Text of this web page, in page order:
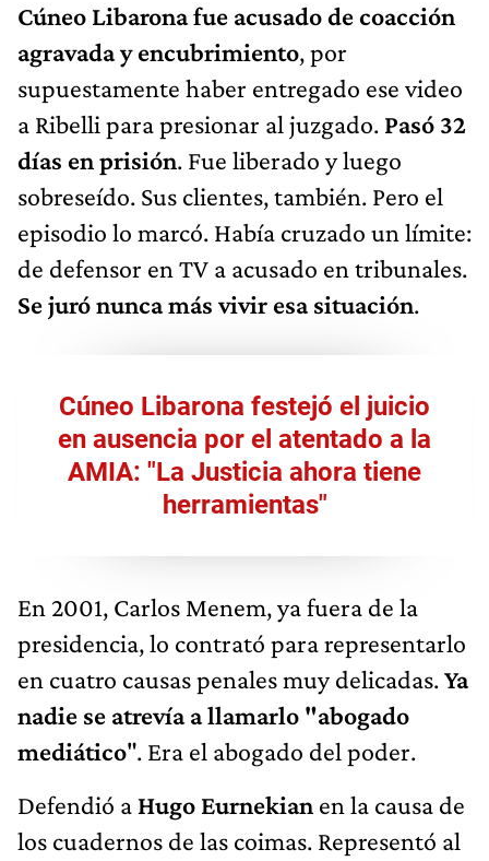
Cúneo Libarona fue acusado de coacción
agravada y encubrimiento, por
supuestamente haber entregado ese video
a Ribelli para presionar al juzgado. Pasó 32
días en prisión. Fue liberado y luego
sobreseído. Sus clientes, también. Pero el
episodio lo marcó. Había cruzado un límite:
de defensor en TV a acusado en tribunales.
Se juró nunca más vivir esa situación.
Cúneo Libarona festejó el juicio
en ausencia por el atentado a la
AMIA: "La Justicia ahora tiene
herramientas"
En 2001, Carlos Menem, ya fuera de la
presidencia, lo contrató para representarlo
en cuatro causas penales muy delicadas.Ya
nadie se atrevía a llamarlo "abogado
mediático". Era el abogado del poder.
Defendió a Hugo Eurnekian en la causa de
los cuadernos de las coimas. Representó al